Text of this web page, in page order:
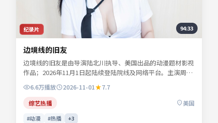
纪录片 94:33
边境线的旧友
边境线的旧友是由导演陆北川执导、美国出品的动漫题材影视
作品；2026年11月1日起陆续登陆院线及网络平台。主演周屿
森、乔叙言、苏念白、谢书砚等共同诠释一段充满转折的人物
命运。故事围绕都市边缘人物的抉择展开，情感真挚而不失悬
念。适合检索「动漫电影」「美国影片」「2026年上映」等
关键词的观众收藏。
6.6万播放 2026-11-01
7.7
综艺热播
美国
#动漫 #热播 +3